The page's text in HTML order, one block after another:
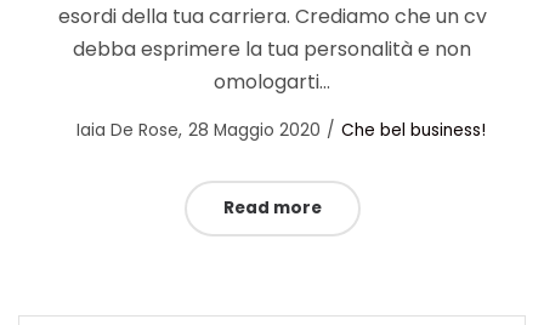
esordi della tua carriera. Crediamo che un cv
debba esprimere la tua personalità e non
omologarti…
byIaia De Rose Posted
28 Maggio 2020
Posted
Che bel business!
Read more